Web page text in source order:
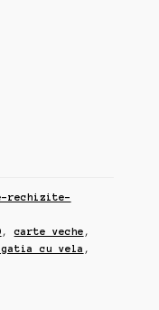
rechizite-
,carte veche ,
cu vela ,